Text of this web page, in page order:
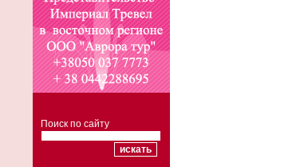
Поиск по сайту